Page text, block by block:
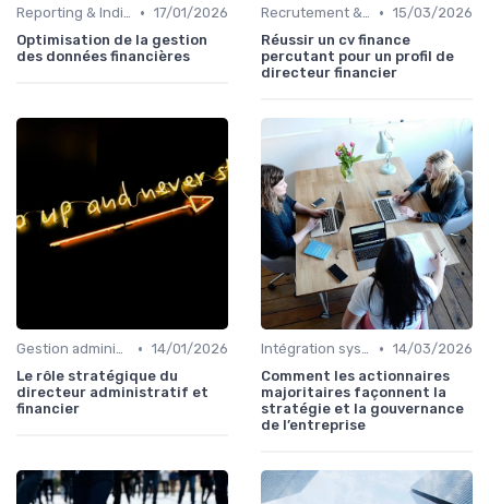
Reporting & Indicateurs • 17/01/2026
Optimisation de la gestion
des données financières
Recrutement & Intégration • 15/03/2026
Réussir un cv finance
percutant pour un profil de
directeur financier
Gestion administrative • 14/01/2026
Le rôle stratégique du
directeur administratif et
financier
Intégration système • 14/03/2026
Comment les actionnaires
majoritaires façonnent la
stratégie et la gouvernance
de l’entreprise